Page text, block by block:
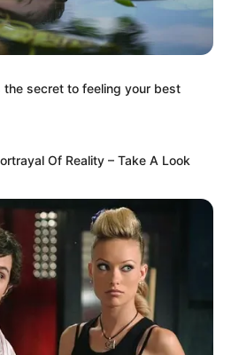
belehalt a fájdalomba – a
secret to feeling your best
Of Reality – Take A Look